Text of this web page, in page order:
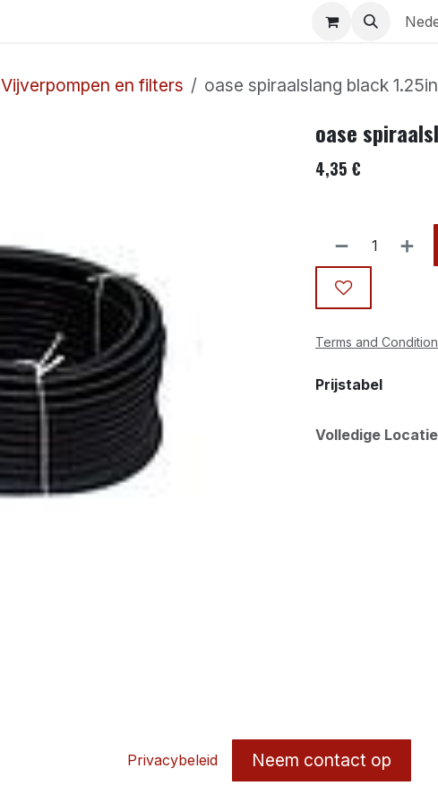
Vijverpompen en filters oase spiraalslang black
oase
4,35 €
Terms and
Prijstabel
Volledige
Privacybeleid Neem contact op